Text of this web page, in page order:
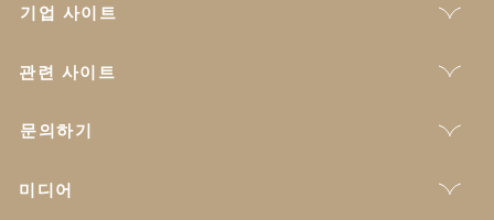
기업 사이트
관련 사이트
문의하기
미디어